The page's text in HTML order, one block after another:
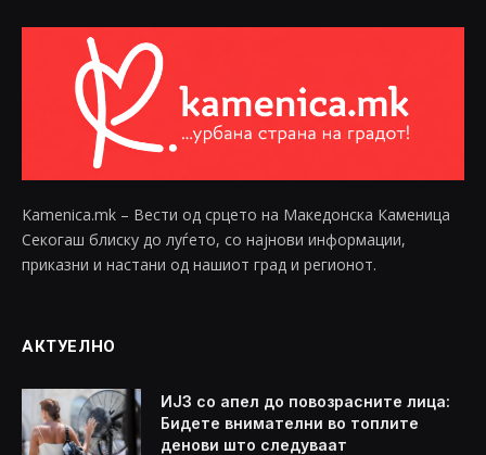
Kamenica.mk – Вести од срцето на Македонска Каменица
Секогаш блиску до луѓето, со најнови информации,
приказни и настани од нашиот град и регионот.
АКТУЕЛНО
ИЈЗ со апел до повозрасните лица:
Бидете внимателни во топлите
денови што следуваат